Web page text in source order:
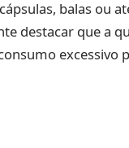
balas ou
destacar que a
excessivo